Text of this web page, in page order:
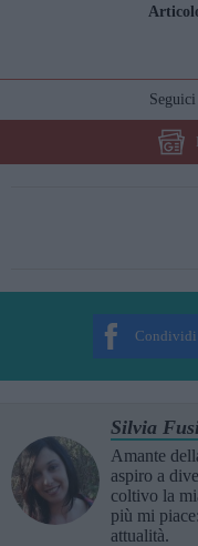
Condividi
Silvia
Amante
aspiro a
coltivo la
più mi
attualità.